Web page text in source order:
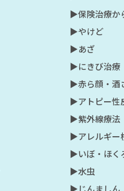
▶︎保険治療か
▶︎やけど
▶︎あざ
▶︎にきび治療
▶︎赤ら顔・酒
▶︎アトピー性
▶︎紫外線療法
▶︎アレルギー
▶︎いぼ・ほく
▶︎水虫
▶︎じんましん